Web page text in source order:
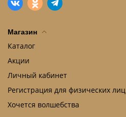
Магазин
Каталог
Акции
Личный кабинет
Регистрация для физических лиц
Хочется волшебства